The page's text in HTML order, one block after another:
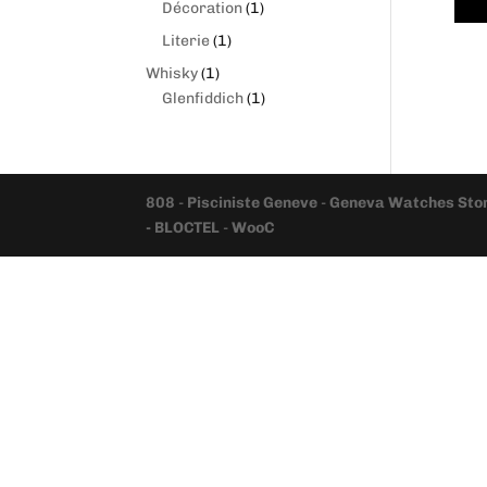
produits
Décoration 11
Literie 11
Whisky 11
produit
Glenfiddich 11
808 - Pisciniste Geneve -Geneva Watches
- BLOCTEL -WooC